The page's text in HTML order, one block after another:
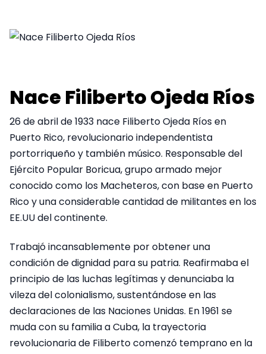
Nace Filiberto Ojeda Ríos
26 de abril de 1933 nace Filiberto Ojeda Ríos en
Puerto Rico, revolucionario independentista
portorriqueño y también músico. Responsable del
Ejército Popular Boricua, grupo armado mejor
conocido como los Macheteros, con base en Puerto
Rico y una considerable cantidad de militantes en los
EE.UU del continente.
Trabajó incansablemente por obtener una
condición de dignidad para su patria. Reafirmaba el
principio de las luchas legítimas y denunciaba la
vileza del colonialismo, sustentándose en las
declaraciones de las Naciones Unidas. En 1961 se
muda con su familia a Cuba, la trayectoria
revolucionaria de Filiberto comenzó temprano en la